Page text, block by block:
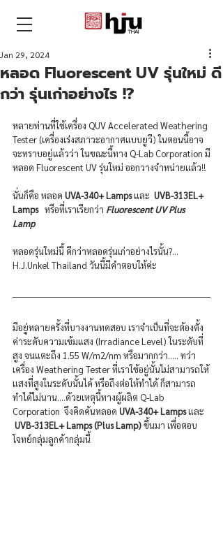
THAI
หลอด Fluorescent UV รุ่นใหม่ ดี
กว่า รุ่นเก่าอย่างไร !?
Jan 29, 2024
หลายท่านที่ใช้เครื่อง QUV Accelerated Weathering
Tester (เครื่องเร่งสภาวะอากาศแบบยูวี) ในตอนนี้อาจ
จะทราบอยู่แล้วว่า ในขณะนี้ทาง Q-Lab Corporation มี
หลอด Fluorescent UV รุ่นใหม่ ออกวางจำหน่ายแล้ว!!
นั่นก็คือ หลอด UVA-340+ Lamps และ UVB-313EL+
Lamps หรือที่เราเรียกว่า Fluorescent UV Plus
Lamp
หลอดรุ่นใหม่นี้ ดีกว่าหลอดรุ่นเก่าอย่างไรนั้น?...
H.J.Unkel Thailand วันนี้มีคำตอบให้ค่ะ
มีอยู่หลายครั้งที่บางงานทดสอบ เราจำเป็นที่จะต้องตั้ง
ค่าระดับความเข้มแสง (Irradiance Level) ในระดับที่
สูง จนแตะถึง 1.55 W/m2/nm หรือมากกว่า..... ทว่า
เครื่อง Weathering Tester ที่เราใช้อยู่นั้นไม่สามารถให้
แสงที่สูงในระดับนั้นได้ หรือถึงต่อให้ทำได้ ก็สามารถ
ทำได้ไม่นาน....ด้วยเหตุนี้ทางผู้ผลิต Q-Lab
Corporation  จึงคิดค้นหลอด UVA-340+ Lamps และ
UVB-313EL+ Lamps (Plus Lamp) ขึ้นมา เพื่อตอบ
โจทย์กลุ่มลูกค้ากลุ่มนี้